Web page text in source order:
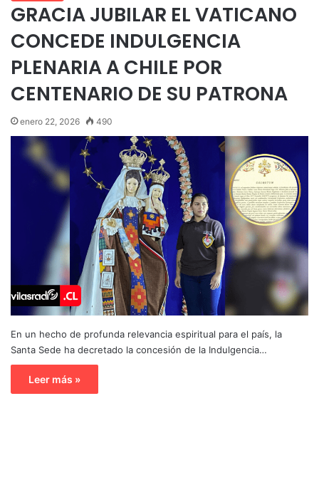
GRACIA JUBILAR EL VATICANO
CONCEDE INDULGENCIA
PLENARIA A CHILE POR
CENTENARIO DE SU PATRONA
enero 22, 2026 490
En un hecho de profunda relevancia espiritual para el país, la
Santa Sede ha decretado la concesión de la Indulgencia…
Leer más »